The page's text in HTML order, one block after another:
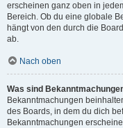
erscheinen ganz oben in
Bereich. Ob du eine globale
hängt von den durch die
ab.
Nach oben
Was sind
Bekanntmachungen
des Boards, in dem du dich
Bekanntmachungen